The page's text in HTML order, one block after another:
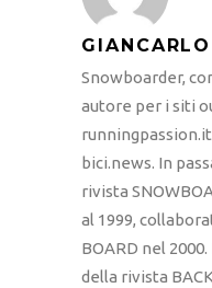
Snowboarder,
autore per i siti
bici.news. In
rivista
al 1999,
BOARD nel
della rivista